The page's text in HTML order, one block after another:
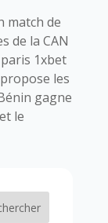
match de
de la CAN
1xbet
les
gagne
le